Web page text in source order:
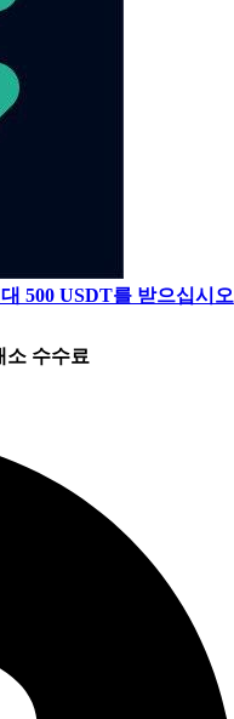
500 USDT를 받으십시오
소 수수료